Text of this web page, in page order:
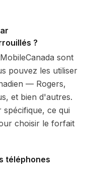
?
sont
pouvez les utiliser
— Rogers,
et bien d'autres.
ce qui
choisir le forfait
téléphones